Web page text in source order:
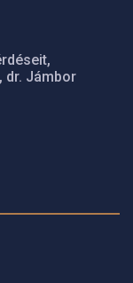
dr. Jámbor